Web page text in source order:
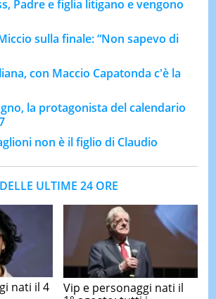
Padre e figlia litigano e vengono
sulla finale: “Non sapevo di
con Maccio Capatonda c'è la
la protagonista del calendario
non è il figlio di Claudio
ULTIME 24 ORE
nati il 4
Vip e personaggi nati il